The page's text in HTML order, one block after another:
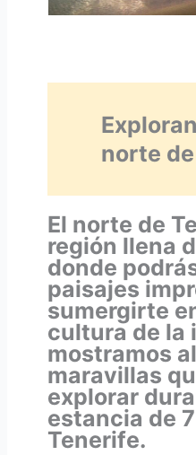
norte
El norte de
región llena
donde
paisajes
sumergirte
cultura de la
mostramos
maravillas
explorar
estancia de
Tenerife.